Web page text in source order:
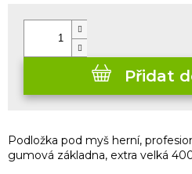
Přidat
Podložka pod myš herní,
gumová základna, extra velká